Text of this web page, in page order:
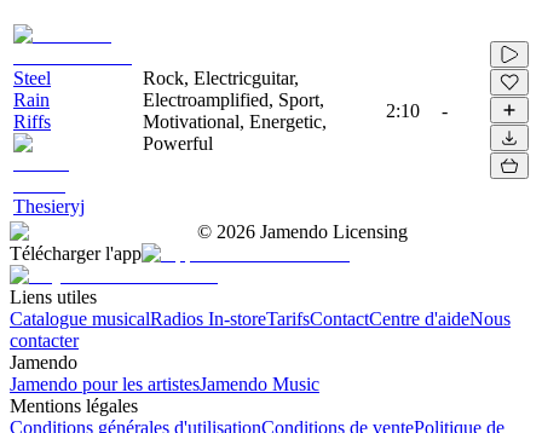
Steel
Rain
Riffs
Thesieryj
Rock, Electricguitar,
Electroamplified, Sport,
Motivational, Energetic,
Powerful
2:10 -
© 2026 Jamendo Licensing
Télécharger l'app
Liens utiles
Catalogue musicalRadios In-storeTarifsContactCentre d'aideNous
contacter
Jamendo
Jamendo pour les artistesJamendo Music
Mentions légales
Conditions générales d'utilisationConditions de ventePolitique de